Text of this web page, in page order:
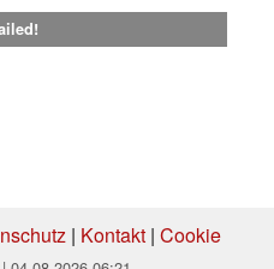
| Kontakt| Cookie